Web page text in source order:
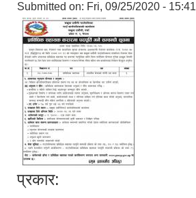
Submitted on: Fri, 09/25/2020 - 15:41
प्रकार: